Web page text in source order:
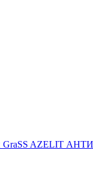
GraSS AZELIT